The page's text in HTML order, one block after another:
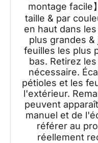
montage facile
taille & par
en haut dans
plus grandes
feuilles les plus
bas. Retirez
nécessaire.
pétioles et les
l'extérieur.
peuvent
manuel et de
référer au
réellement